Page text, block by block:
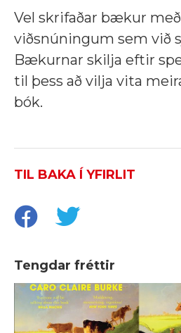
Vel skrifaðar bækur
viðsnúningum sem við
Bækurnar skilja eftir
til ‏‏þess að vilja vita meira og lesa næstu
bók.
TIL BAKA Í YFIRLIT
Tengdar fréttir